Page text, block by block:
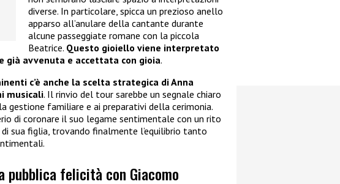
diverse. In particolare, spicca un prezioso anello
apparso all’anulare della cantante durante
alcune passeggiate romane con la piccola
Beatrice. Questo gioiello viene interpretato
già avvenuta e accettata con gioia.
c’è anche la scelta strategica di Anna
musicali. Il rinvio del tour sarebbe un segnale chiaro
gestione familiare e ai preparativi della cerimonia.
di coronare il suo legame sentimentale con un rito
sua figlia, trovando finalmente l’equilibrio tanto
pubblica felicità con Giacomo